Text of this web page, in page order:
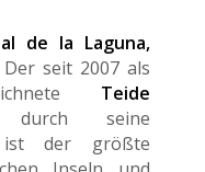
de la Laguna,
Der seit 2007 als
Teide
seine
ist der größte